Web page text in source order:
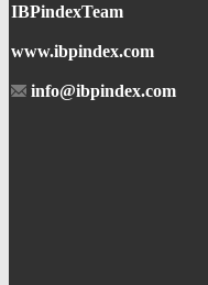
IBPindexTeam
www.ibpindex.com
info@ibpindex.com